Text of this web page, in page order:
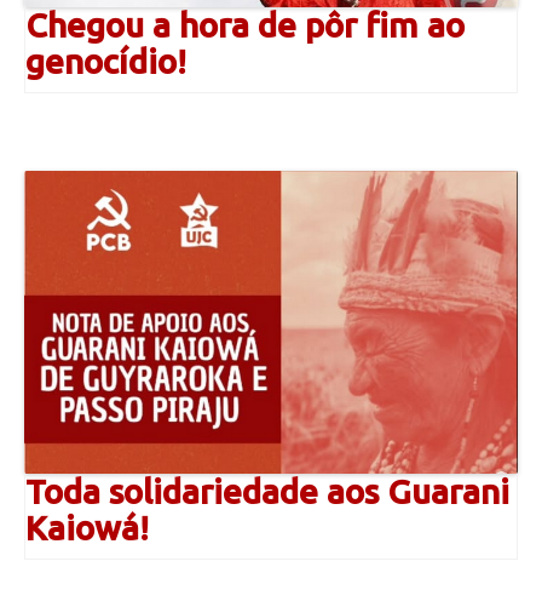
Chegou a hora de pôr fim ao
genocídio!
Toda solidariedade aos Guarani
Kaiowá!